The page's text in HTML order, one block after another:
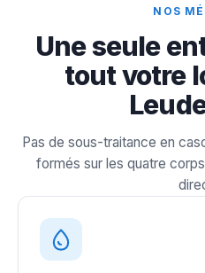
NOS
Une seule
tout votre
Pas de sous-traitance en
formés sur les quatre